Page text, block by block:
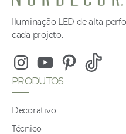
Iluminação LED de alta
cada projeto.
InstagramYoutubePinterest
Tiktok
PRODUTOS
Decorativo
Técnico